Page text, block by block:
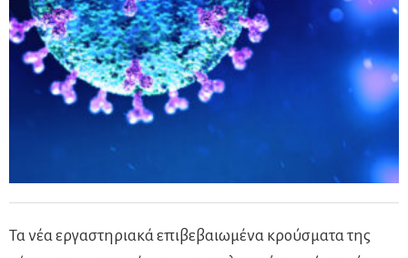
Τα νέα εργαστηριακά επιβεβαιωμένα κρούσματα της